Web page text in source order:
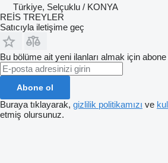
Türkiye, Selçuklu / KONYA
REİS TREYLER
Satıcıyla iletişime geç
Bu bölüme ait yeni ilanları almak için
Abone ol
Buraya tıklayarak, gizlilik politikamızı ve
etmiş olursunuz.